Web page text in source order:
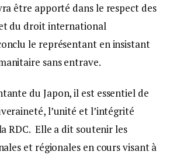
être apporté dans le respect des
du droit international
le représentant en insistant
sans entrave.
du Japon, il est essentiel de
l’unité et l’intégrité
RDC. Elle a dit soutenir les
et régionales en cours visant à